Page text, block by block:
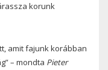
korunk
amit fajunk korábban
– mondta Pieter